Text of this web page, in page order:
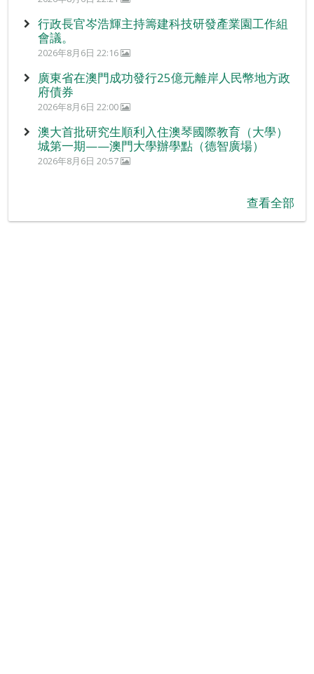
行政長官岑浩輝主持籌建科技研發產業園工作組
會議。
2026年8月6日 22:16
廣東省在澳門成功發行25億元離岸人民幣地方政
府債券
2026年8月6日 22:00
澳大首批研究生順利入住澳琴國際教育（大學）
城第一期——澳門大學辦學點（德智廣場）
2026年8月6日 20:57
查看全部